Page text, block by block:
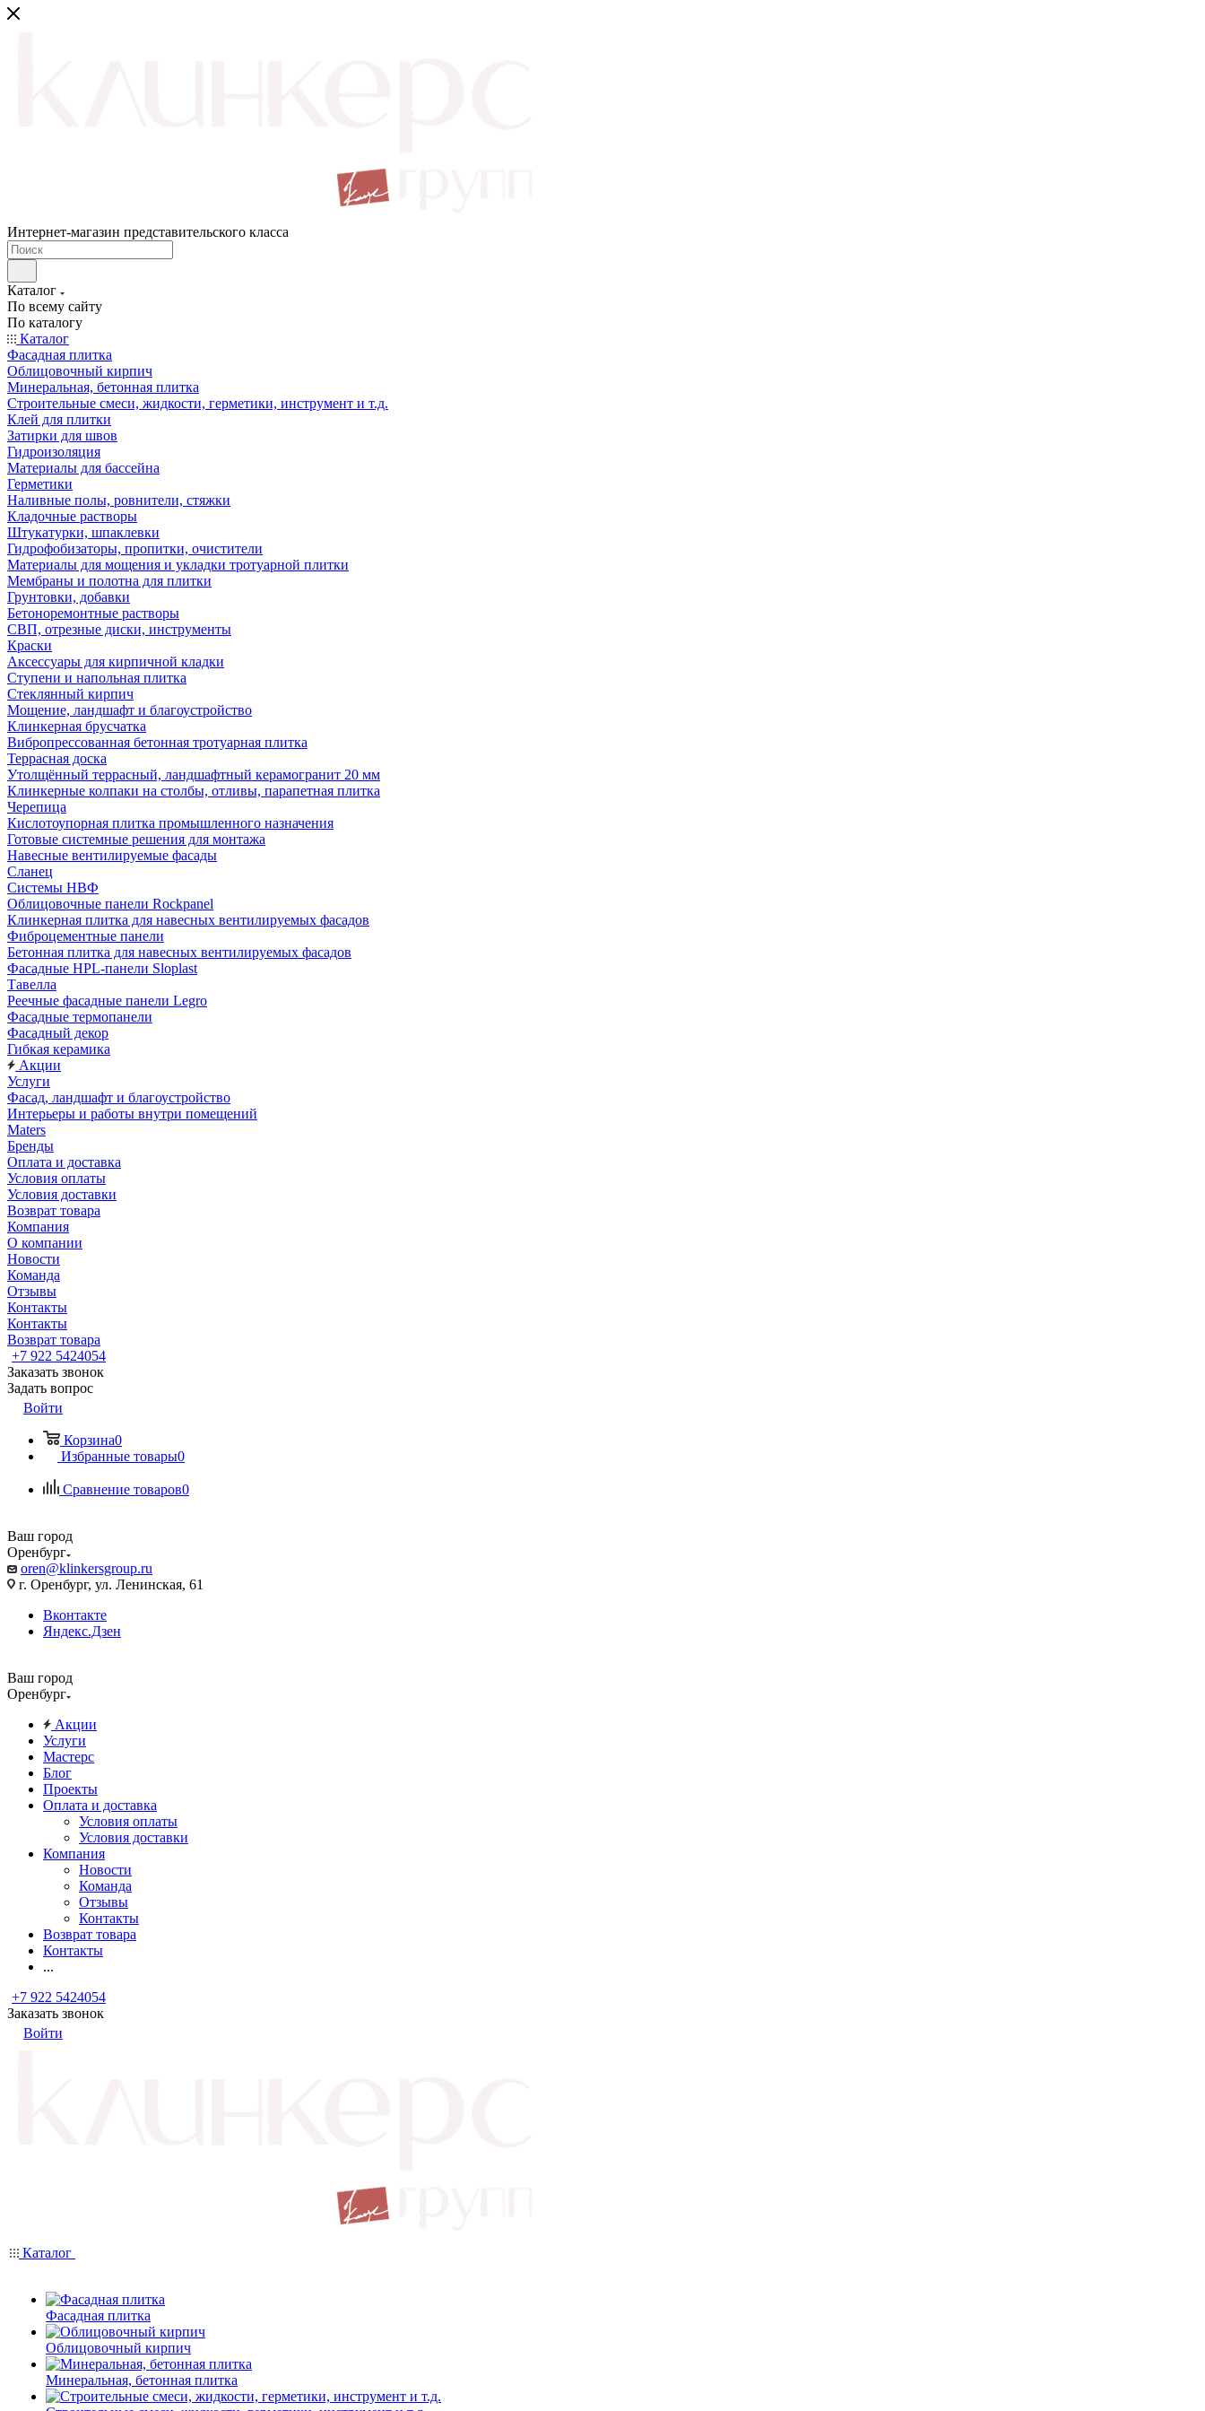
Интернет-магазин представительского класса
Каталог
По всему сайту
По каталогу
Каталог
Фасадная плитка
Облицовочный кирпич
Минеральная, бетонная плитка
Строительные смеси, жидкости, герметики, инструмент и т.д.
Клей для плитки
Затирки для швов
Гидроизоляция
Материалы для бассейна
Герметики
Наливные полы, ровнители, стяжки
Кладочные растворы
Штукатурки, шпаклевки
Гидрофобизаторы, пропитки, очистители
Материалы для мощения и укладки тротуарной плитки
Мембраны и полотна для плитки
Грунтовки, добавки
Бетоноремонтные растворы
СВП, отрезные диски, инструменты
Краски
Аксессуары для кирпичной кладки
Ступени и напольная плитка
Cтеклянный кирпич
Мощение, ландшафт и благоустройство
Клинкерная брусчатка
Вибропрессованная бетонная тротуарная плитка
Террасная доска
Утолщённый террасный, ландшафтный керамогранит 20 мм
Клинкерные колпаки на столбы, отливы, парапетная плитка
Черепица
Кислотоупорная плитка промышленного назначения
Готовые системные решения для монтажа
Навесные вентилируемые фасады
Сланец
Системы НВФ
Облицовочные панели Rockpanel
Клинкерная плитка для навесных вентилируемых фасадов
Фиброцементные панели
Бетонная плитка для навесных вентилируемых фасадов
Фасадные HPL-панели Sloplast
Тавелла
Реечные фасадные панели Legro
Фасадные термопанели
Фасадный декор
Гибкая керамика
Акции
Услуги
Фасад, ландшафт и благоустройство
Интерьеры и работы внутри помещений
Maters
Бренды
Оплата и доставка
Условия оплаты
Условия доставки
Возврат товара
Компания
О компании
Новости
Команда
Отзывы
Контакты
Контакты
Возврат товара
+7 922 5424054
Заказать звонок
Задать вопрос
Войти
Корзина0
Избранные товары0
Сравнение товаров0
Ваш город
Оренбург
oren@klinkersgroup.ru
г. Оренбург, ул. Ленинская, 61
Вконтакте
Яндекс.Дзен
Ваш город
Оренбург
Акции
Услуги
Мастерс
Блог
Проекты
Оплата и доставка
Условия оплаты
Условия доставки
Компания
Новости
Команда
Отзывы
Контакты
Возврат товара
Контакты
...
+7 922 5424054
Заказать звонок
Войти
Каталог
Фасадная плитка
Облицовочный кирпич
Минеральная, бетонная плитка